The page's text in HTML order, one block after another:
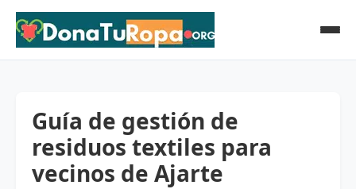
Guía de gestión de
residuos textiles para
vecinos de Ajarte